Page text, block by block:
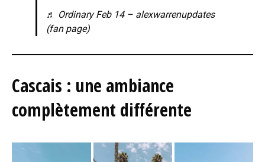
♬ Ordinary Feb 14 – alexwarrenupdates
(fan page)
Cascais : une ambiance
complètement différente